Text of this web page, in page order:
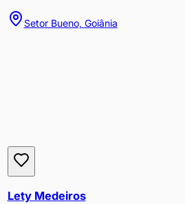
Setor Bueno, Goiânia
Lety Medeiros